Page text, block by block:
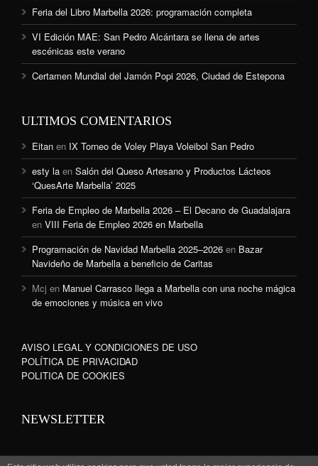
Feria del Libro Marbella 2026: programación completa
VI Edición MAE: San Pedro Alcántara se llena de artes
escénicas este verano
Certamen Mundial del Jamón Popi 2026, Ciudad de Estepona
ULTIMOS COMENTARIOS
Eitan en IX Torneo de Voley Playa Voleibol San Pedro
esty la en Salón del Queso Artesano y Productos Lácteos
‘QuesArte Marbella’ 2025
Feria de Empleo de Marbella 2026 – El Decano de Guadalajara
en VIII Feria de Empleo 2026 en Marbella
Programación de Navidad Marbella 2025–2026 en Bazar
Navideño de Marbella a beneficio de Caritas
Mcj en Manuel Carrasco llega a Marbella con una noche mágica
de emociones y música en vivo
AVISO LEGAL Y CONDICIONES DE USO
POLÍTICA DE PRIVACIDAD
POLITICA DE COOKIES
NEWSLETTER